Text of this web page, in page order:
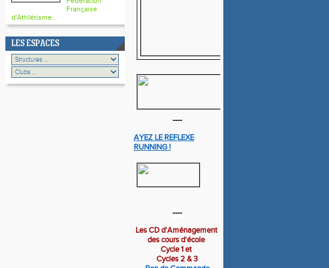
Française
d'Athlétisme.
LES ESPACES
----
AYEZ LE REFLEXE
RUNNING !
----
Les CD d'Aménagement
des cours d'école
Cycle 1 et
Cycles 2 & 3